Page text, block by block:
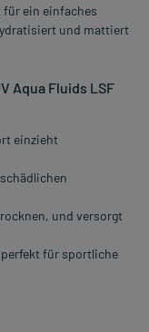
ein einfaches
und mattiert
Aqua Fluids LSF
einzieht
und versorgt
für sportliche